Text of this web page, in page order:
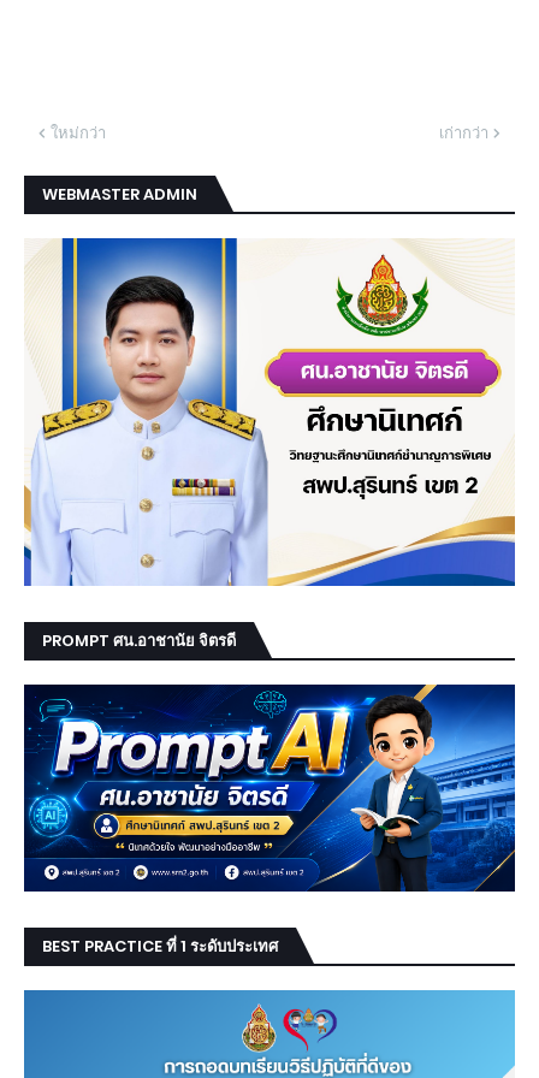
ใหม่กว่า เก่ากว่า
WEBMASTER ADMIN
PROMPT ศน.อาชานัย จิตรดี
BEST PRACTICE ที่ 1 ระดับประเทศ